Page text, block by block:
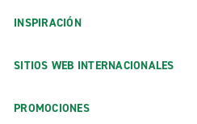
INSPIRACIÓN
SITIOS WEB INTERNACIONALES
PROMOCIONES